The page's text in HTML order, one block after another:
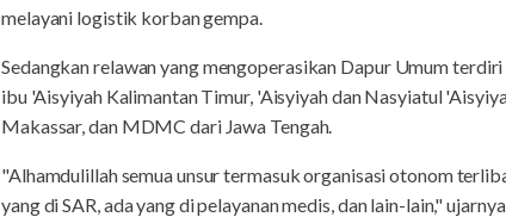
melayani logistik korban gempa.
Sedangkan relawan yang mengoperasikan Dapur Umum
ibu 'Aisyiyah Kalimantan Timur, 'Aisyiyah dan Nasyiatul
Makassar, dan MDMC dari Jawa Tengah.
"Alhamdulillah semua unsur termasuk organisasi otonom
yang di SAR, ada yang di pelayanan medis, dan lain-lain,"